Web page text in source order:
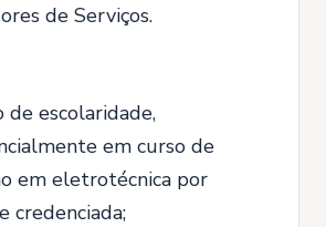
de Serviços.
de escolaridade,
em curso de
em eletrotécnica por
credenciada;